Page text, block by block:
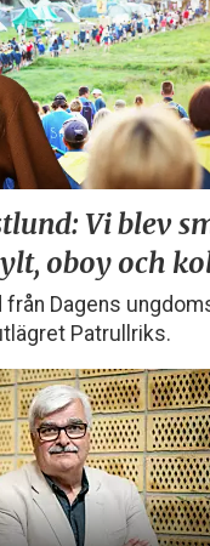
Vi blev
oboy och
från Dagens
Patrullriks.